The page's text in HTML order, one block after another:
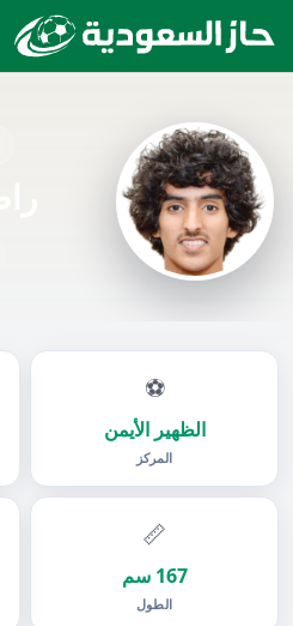
⚽
الظهير الأيمن
المركز
📏
167 سم
الطول